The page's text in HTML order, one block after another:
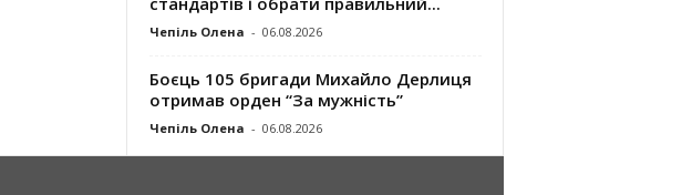
Чепіль Олена - 06.08.2026
Боєць 105 бригади Михайло Дерлиця
отримав орден “За мужність”
Чепіль Олена - 06.08.2026